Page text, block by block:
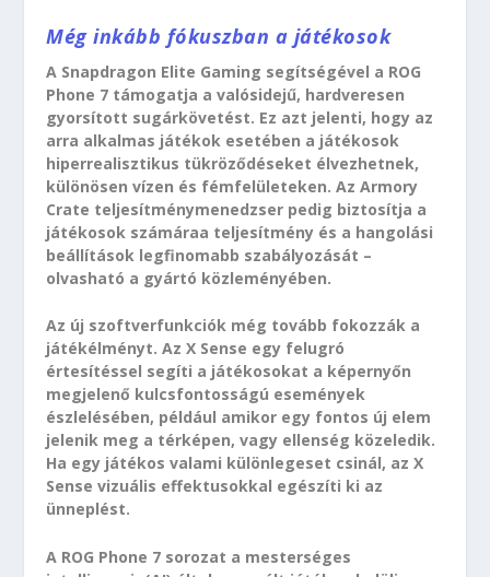
Még inkább fókuszban a játékosok
A Snapdragon Elite Gaming segítségével a ROG
Phone 7 támogatja a valósidejű, hardveresen
gyorsított sugárkövetést. Ez azt jelenti, hogy az
arra alkalmas játékok esetében a játékosok
hiperrealisztikus tükröződéseket élvezhetnek,
különösen vízen és fémfelületeken. Az Armory
Crate teljesítménymenedzser pedig biztosítja a
játékosok számáraa teljesítmény és a hangolási
beállítások legfinomabb szabályozását –
olvasható a gyártó közleményében.
Az új szoftverfunkciók még tovább fokozzák a
játékélményt. Az X Sense egy felugró
értesítéssel segíti a játékosokat a képernyőn
megjelenő kulcsfontosságú események
észlelésében, például amikor egy fontos új elem
jelenik meg a térképen, vagy ellenség közeledik.
Ha egy játékos valami különlegeset csinál, az X
Sense vizuális effektusokkal egészíti ki az
ünneplést.
A ROG Phone 7 sorozat a mesterséges